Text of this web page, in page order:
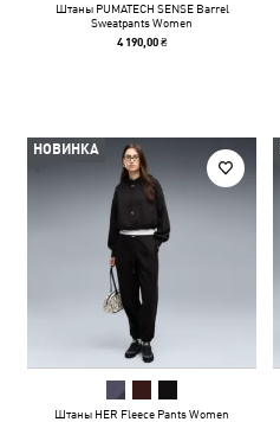
Штаны PUMATECH SENSE Barrel
Sweatpants Women
4 190,00 ₴
НОВИНКА
Штаны HER Fleece Pants Women